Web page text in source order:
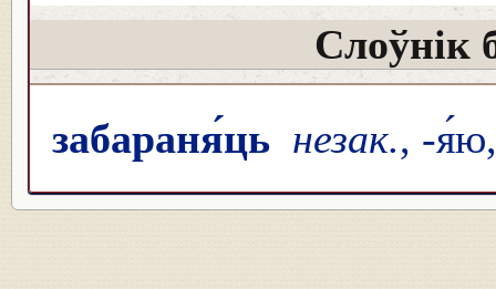
Слоўнік
забараня́ць незак., -